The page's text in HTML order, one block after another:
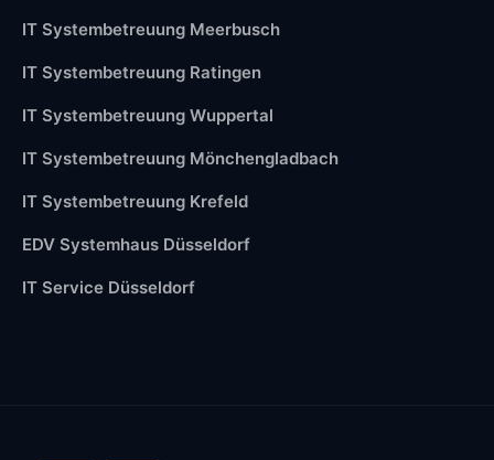
IT Systembetreuung Meerbusch
IT Systembetreuung Ratingen
IT Systembetreuung Wuppertal
IT Systembetreuung Mönchengladbach
IT Systembetreuung Krefeld
EDV Systemhaus Düsseldorf
IT Service Düsseldorf